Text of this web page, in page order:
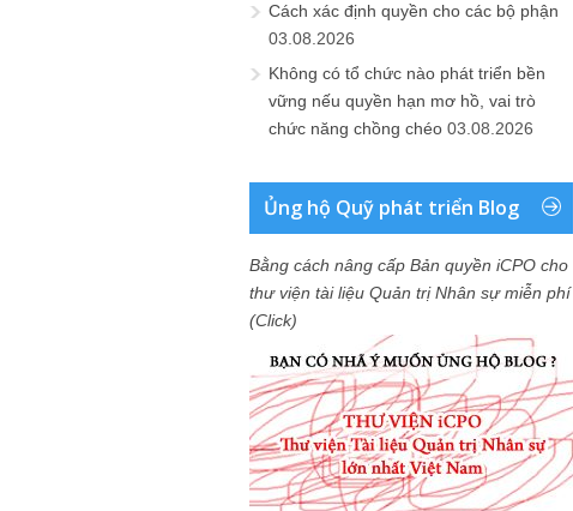
Cách xác định quyền cho các bộ phận
03.08.2026
Không có tổ chức nào phát triển bền
vững nếu quyền hạn mơ hồ, vai trò
chức năng chồng chéo 03.08.2026
Ủng hộ Quỹ phát triển Blog
Bằng cách nâng cấp Bản quyền iCPO cho
thư viện tài liệu Quản trị Nhân sự miễn phí
(Click)